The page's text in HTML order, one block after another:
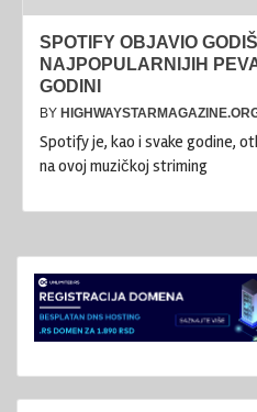
SPOTIFY OBJAVIO
NAJPOPULARNIJIH
GODINI
BY
Spotify je, kao i svake godine,
na ovoj muzičkoj striming